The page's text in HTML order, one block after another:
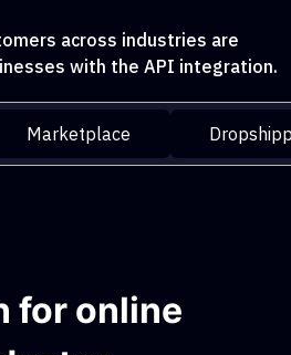
across industries are
with the API integration.
Marketplace
for online